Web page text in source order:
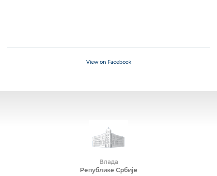
View on Facebook
Влада
Републике Србије